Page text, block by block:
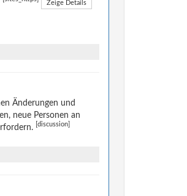
Zeige Details
Änderungen und
neue Personen an
[discussion]